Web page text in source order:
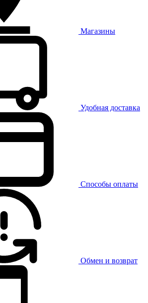
Магазины
Удобная доставка
Способы оплаты
Обмен и возврат